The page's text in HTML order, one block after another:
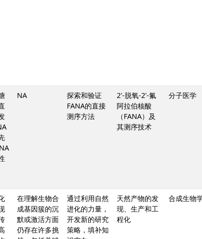
NA
探索和验证
FANA的直接
测序方法
2'-脱氧-2'-氟
阿拉伯核酸
（FANA）及
其测序技术
分子医学
在理解生物合
成基因簇的沉
默或激活方面
仍存在许多挑
通过利用自然
进化的力量，
开发新的研究
策略，填补知
天然产物的发
现、生产和工
程化
合成生物